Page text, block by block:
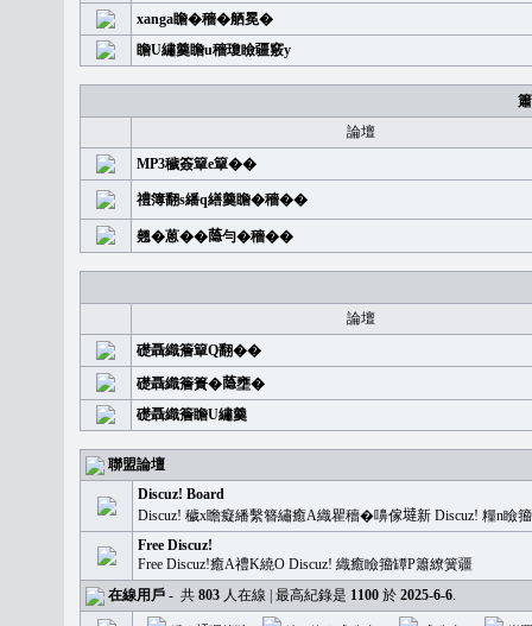
xanga瞻�穡�舾冕�
瞻U繡羹瞻u穡瓊瞼疆竅y
論壇
MP3穢簽簞e簞��
禮簿翻s繙q繕羹瞻�穡��
翹�蒽��𦻕勻�穡��
論壇
礎聶織簷簞Q翻��
礎聶織簷簣�𦻕壅�
礎聶織簷瞻U繡羹
聯盟論壇
Discuz! Board
Discuz! 穢x瞻癡繙繫簪繡癒A織瞿穡�嚊傢𡐿新 Discuz! 糧n
Free Discuz!
Free Discuz!癒A禮K繞O Discuz! 織癒瞼籀罈P簫繚簧疆
在線用戶 - 共 803 人在線 | 最高紀錄是 1100 於 2025-6-6.